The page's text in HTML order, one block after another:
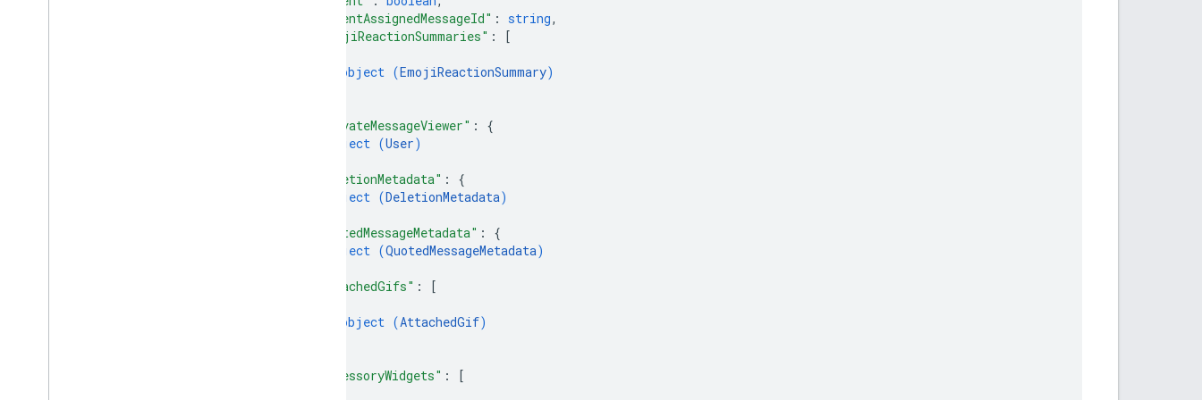
"clientAssignedMessageId" : string,
"emojiReactionSummaries" :
[
object (EmojiReactionSummary)
"privateMessageViewer" : {
object (User)
"deletionMetadata" : {
object (DeletionMetadata)
"quotedMessageMetadata" : {
object (QuotedMessageMetadata)
"attachedGifs" :
[
object (AttachedGif)
"accessoryWidgets" :
[